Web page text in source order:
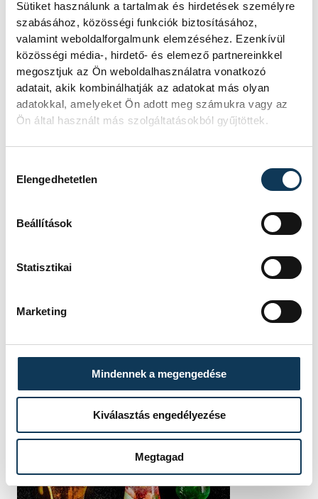
Sütiket használunk a tartalmak és hirdetések személyre
szabásához, közösségi funkciók biztosításához,
valamint weboldalforgalmunk elemzéséhez. Ezenkívül
közösségi média-, hirdető- és elemező partnereinkkel
megosztjuk az Ön weboldalhasználatra vonatkozó
adatait, akik kombinálhatják az adatokat más olyan
adatokkal, amelyeket Ön adott meg számukra vagy az
Ön által használt más szolgáltatásokból gyűjtöttek.
Elengedhetetlen
Beállítások
Statisztikai
Marketing
Mindennek a megengedése
Kiválasztás engedélyezése
Megtagad
SZERZŐ
vehir.hu
FOTÓS
Domján
Attila